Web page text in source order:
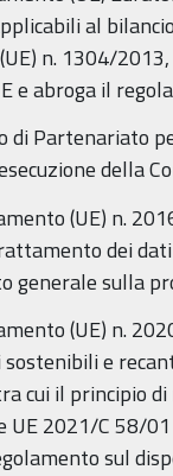
al
n. 1304/
e abroga il
Partenariato
della
(UE) n.
dei
generale sulla
(UE) n.
e
cui il principio di
UE 2021/C 58/
sul